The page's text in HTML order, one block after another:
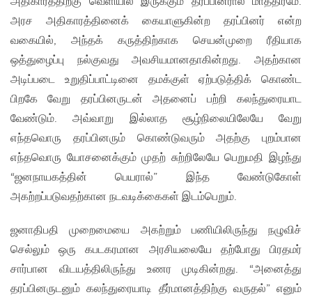
அரச அதிகாரத்தினைக் கையாளுகின்ற தரப்பினர் என்ற
வகையில், அந்தக் கருத்திற்காக செயன்முறை ரீதியாக
ஒத்துழைப்பு நல்குவது அவசியமானதாகின்றது. அதற்கான
அடிப்படை உறுதிப்பாட்டினை தமக்குள் ஏற்படுத்திக் கொண்ட
பிறகே வேறு தரப்பினருடன் அதனைப் பற்றி கலந்துரையாட
வேண்டும். அவ்வாறு இல்லாத சூழ்நிலையிலேயே வேறு
எந்தவொரு தரப்பினரும் கொண்டுவரும் அதற்கு புறம்பான
எந்தவொரு யோசனைக்கும் முதற் சுற்றிலேயே பெறுமதி இழந்து
“ஜனநாயகத்தின் பெயரால்” இந்த வேண்டுகோள்
அகற்றப்படுவதற்கான நடவடிக்கைகள் இடம்பெறும்.
ஜனாதிபதி முறைமையை அகற்றும் பணியிலிருந்து நழுவிச்
செல்லும் ஒரு கபடகரமான அரசியலையே தற்போது பிரதமர்
சார்பான விடயத்திலிருந்து உணர முடிகின்றது. “அனைத்து
தரப்பினருடனும் கலந்துரையாடி தீர்மானத்திற்கு வருதல்” எனும்